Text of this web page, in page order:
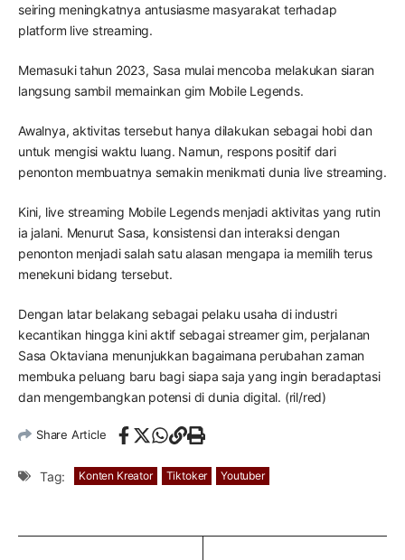
seiring meningkatnya antusiasme masyarakat terhadap
platform live streaming.
Memasuki tahun 2023, Sasa mulai mencoba melakukan siaran
langsung sambil memainkan gim Mobile Legends.
Awalnya, aktivitas tersebut hanya dilakukan sebagai hobi dan
untuk mengisi waktu luang. Namun, respons positif dari
penonton membuatnya semakin menikmati dunia live streaming.
Kini, live streaming Mobile Legends menjadi aktivitas yang rutin
ia jalani. Menurut Sasa, konsistensi dan interaksi dengan
penonton menjadi salah satu alasan mengapa ia memilih terus
menekuni bidang tersebut.
Dengan latar belakang sebagai pelaku usaha di industri
kecantikan hingga kini aktif sebagai streamer gim, perjalanan
Sasa Oktaviana menunjukkan bagaimana perubahan zaman
membuka peluang baru bagi siapa saja yang ingin beradaptasi
dan mengembangkan potensi di dunia digital. (ril/red)
Share Article
Tag: Konten Kreator Tiktoker Youtuber